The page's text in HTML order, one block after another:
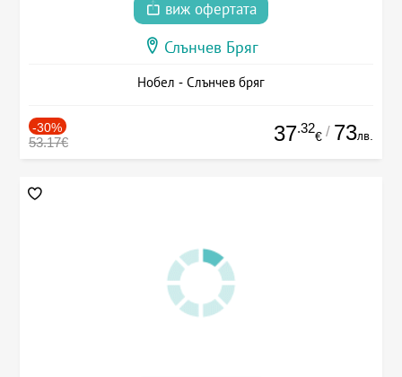
виж офертата
Слънчев Бряг
Нобел - Слънчев бряг
-30%
53.17€ 37.32
€ / 73лв.